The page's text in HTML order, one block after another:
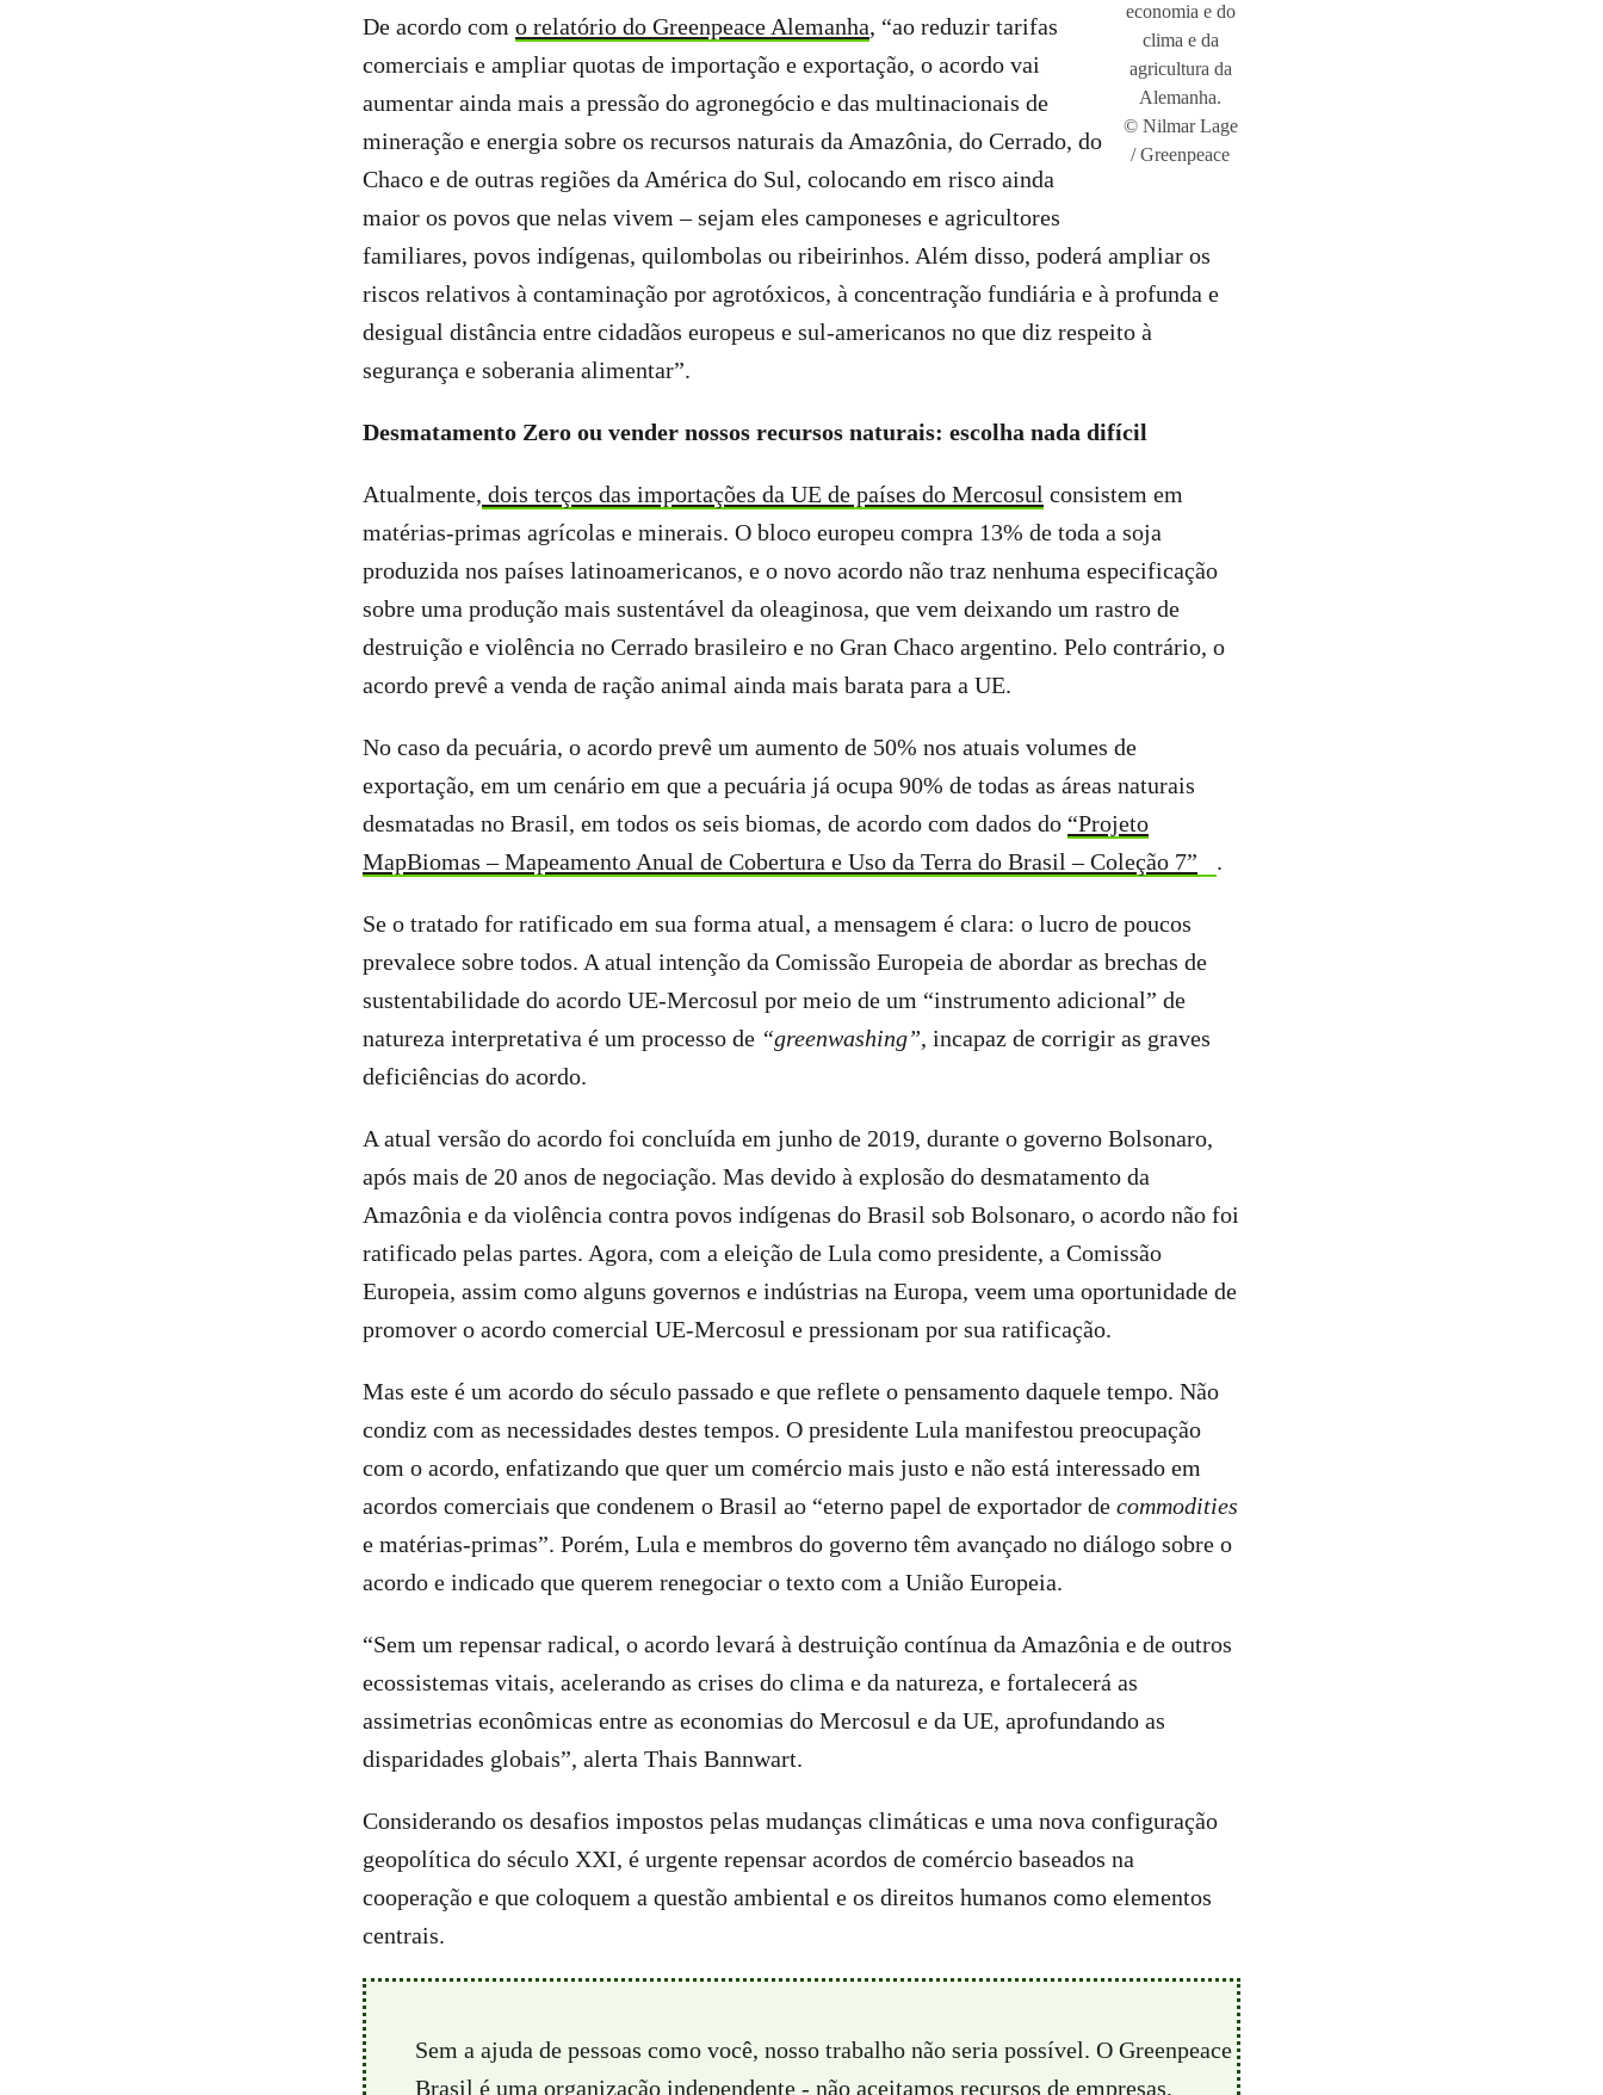
economia e do
clima e da
agricultura da
Alemanha.
© Nilmar Lage
/ Greenpeace
De acordo com o relatório do Greenpeace Alemanha, “ao reduzir tarifas
comerciais e ampliar quotas de importação e exportação, o acordo vai
aumentar ainda mais a pressão do agronegócio e das multinacionais de
mineração e energia sobre os recursos naturais da Amazônia, do Cerrado, do
Chaco e de outras regiões da América do Sul, colocando em risco ainda
maior os povos que nelas vivem – sejam eles camponeses e agricultores
familiares, povos indígenas, quilombolas ou ribeirinhos. Além disso, poderá ampliar os
riscos relativos à contaminação por agrotóxicos, à concentração fundiária e à profunda e
desigual distância entre cidadãos europeus e sul-americanos no que diz respeito à
segurança e soberania alimentar”.
Desmatamento Zero ou vender nossos recursos naturais: escolha nada difícil
Atualmente, dois terços das importações da UE de países do Mercosul consistem em
matérias-primas agrícolas e minerais. O bloco europeu compra 13% de toda a soja
produzida nos países latinoamericanos, e o novo acordo não traz nenhuma especificação
sobre uma produção mais sustentável da oleaginosa, que vem deixando um rastro de
destruição e violência no Cerrado brasileiro e no Gran Chaco argentino. Pelo contrário, o
acordo prevê a venda de ração animal ainda mais barata para a UE.
No caso da pecuária, o acordo prevê um aumento de 50% nos atuais volumes de
exportação, em um cenário em que a pecuária já ocupa 90% de todas as áreas naturais
desmatadas no Brasil, em todos os seis biomas, de acordo com dados do “Projeto
MapBiomas – Mapeamento Anual de Cobertura e Uso da Terra do Brasil – Coleção 7”
.
Se o tratado for ratificado em sua forma atual, a mensagem é clara: o lucro de poucos
prevalece sobre todos. A atual intenção da Comissão Europeia de abordar as brechas de
sustentabilidade do acordo UE-Mercosul por meio de um “instrumento adicional” de
natureza interpretativa é um processo de “greenwashing”, incapaz de corrigir as graves
deficiências do acordo.
A atual versão do acordo foi concluída em junho de 2019, durante o governo Bolsonaro,
após mais de 20 anos de negociação. Mas devido à explosão do desmatamento da
Amazônia e da violência contra povos indígenas do Brasil sob Bolsonaro, o acordo não foi
ratificado pelas partes. Agora, com a eleição de Lula como presidente, a Comissão
Europeia, assim como alguns governos e indústrias na Europa, veem uma oportunidade de
promover o acordo comercial UE-Mercosul e pressionam por sua ratificação.
Mas este é um acordo do século passado e que reflete o pensamento daquele tempo. Não
condiz com as necessidades destes tempos. O presidente Lula manifestou preocupação
com o acordo, enfatizando que quer um comércio mais justo e não está interessado em
acordos comerciais que condenem o Brasil ao “eterno papel de exportador de commodities
e matérias-primas”. Porém, Lula e membros do governo têm avançado no diálogo sobre o
acordo e indicado que querem renegociar o texto com a União Europeia.
“Sem um repensar radical, o acordo levará à destruição contínua da Amazônia e de outros
ecossistemas vitais, acelerando as crises do clima e da natureza, e fortalecerá as
assimetrias econômicas entre as economias do Mercosul e da UE, aprofundando as
disparidades globais”, alerta Thais Bannwart.
Considerando os desafios impostos pelas mudanças climáticas e uma nova configuração
geopolítica do século XXI, é urgente repensar acordos de comércio baseados na
cooperação e que coloquem a questão ambiental e os direitos humanos como elementos
centrais.
Sem a ajuda de pessoas como você, nosso trabalho não seria possível. O Greenpeace
Brasil é uma organização independente - não aceitamos recursos de empresas,